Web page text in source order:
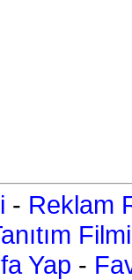
- Reklam
Filmi
Yap -